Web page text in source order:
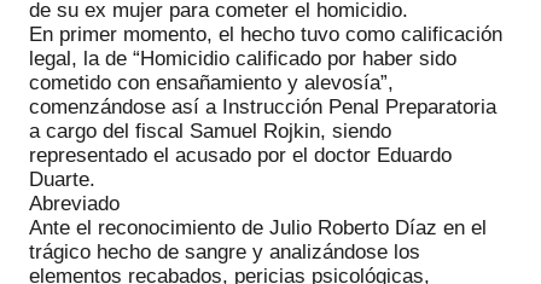
de su ex mujer para cometer el homicidio.
En primer momento, el hecho tuvo como calificación
legal, la de “Homicidio calificado por haber sido
cometido con ensañamiento y alevosía”,
comenzándose así a Instrucción Penal Preparatoria
a cargo del fiscal Samuel Rojkin, siendo
representado el acusado por el doctor Eduardo
Duarte.
Abreviado
Ante el reconocimiento de Julio Roberto Díaz en el
trágico hecho de sangre y analizándose los
elementos recabados, pericias psicológicas,